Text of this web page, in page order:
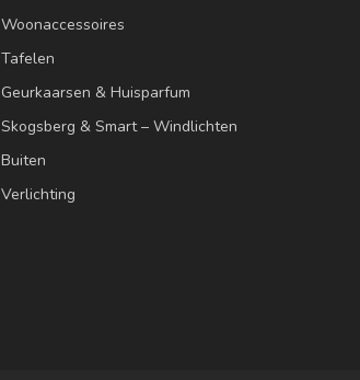
Woonaccessoires
Tafelen
Geurkaarsen & Huisparfum
Skogsberg & Smart – Windlichten
Buiten
Verlichting